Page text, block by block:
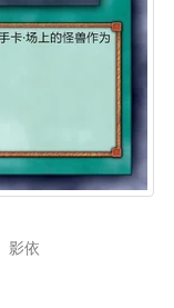
影依